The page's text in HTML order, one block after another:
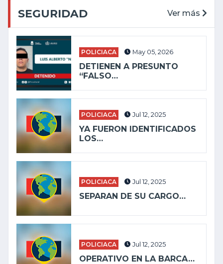
SEGURIDAD Ver más
POLICIACA May 05, 2026
DETIENEN A PRESUNTO
“FALSO…
POLICIACA Jul 12, 2025
YA FUERON IDENTIFICADOS
LOS…
POLICIACA Jul 12, 2025
SEPARAN DE SU CARGO…
POLICIACA Jul 12, 2025
OPERATIVO EN LA BARCA…